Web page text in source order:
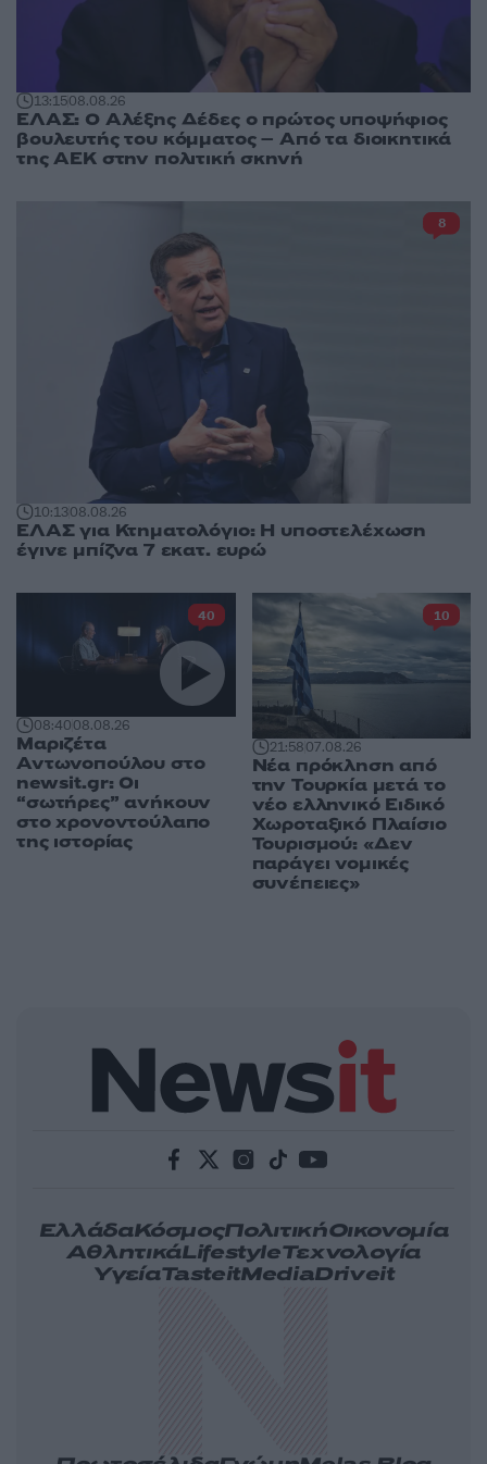
13:1508.08.26
ΕΛΑΣ: Ο Αλέξης Δέδες ο πρώτος υποψήφιος
βουλευτής του κόμματος – Από τα διοικητικά
της ΑΕΚ στην πολιτική σκηνή
10:1308.08.26
ΕΛΑΣ για Κτηματολόγιο: Η υποστελέχωση
έγινε μπίζνα 7 εκατ. ευρώ
8
08:4008.08.26
Μαριζέτα
Αντωνοπούλου στο
newsit.gr: Οι
“σωτήρες” ανήκουν
στο χρονοντούλαπο
της ιστορίας
40
21:5807.08.26
Νέα πρόκληση από
την Τουρκία μετά το
νέο ελληνικό Ειδικό
Χωροταξικό Πλαίσιο
Τουρισμού: «Δεν
παράγει νομικές
συνέπειες»
10
ΕλλάδαΚόσμοςΠολιτικήΟικονομία
ΑθλητικάLifestyleΤεχνολογία
ΥγείαTasteitMediaDriveit